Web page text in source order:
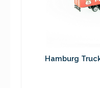
Hamburg